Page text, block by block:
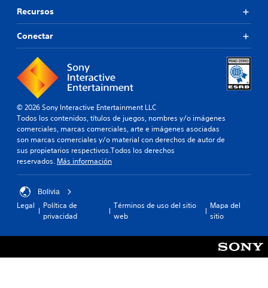
Recursos
Conectar
© 2026 Sony Interactive Entertainment LLC
Todos los contenidos, títulos de juegos, nombres y/o imágenes
comerciales, marcas comerciales, arte e imágenes asociadas
son marcas comerciales y/o material con derechos de autor de
sus propietarios respectivos.Todos los derechos
reservados. Más información
Bolivia
Legal
Política de
privacidad
Términos de uso del sitio
web
Mapa del
sitio